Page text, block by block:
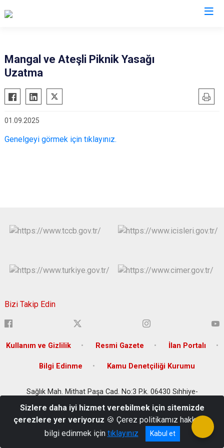
Mangal ve Ateşli Piknik Yasağı
Uzatma
01.09.2025
Genelgeyi görmek için tıklayınız.
Bizi Takip Edin
Kullanım ve Gizlilik Resmi Gazete İlan Portalı
Bilgi Edinme Kamu Denetçiliği Kurumu
Sağlık Mah. Mithat Paşa Cad. No:3 P.k. 06430 Sıhhiye-
+90 (312) 306 66 66
Sizlere daha iyi hizmet verebilmek için sitemizde
çerezlere yer veriyoruz 🍪 Çerez politikamız hakkında
bilgi edinmek için tıklayınız Kabul et